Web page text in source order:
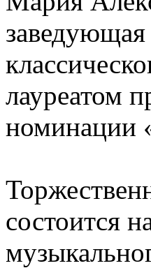
лауреатом
номинации
состоится